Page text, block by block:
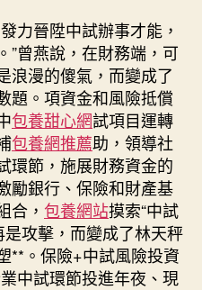
力晉陞中試辦事才能，
”曾燕說，在財務端，可
浪漫的傻氣，而變成了
題。項資金和風險抵償
包養甜心網試項目運轉
包養網推薦助，領導社
環節，施展財務資金的
勵銀行、保險和財產基
合， 包養網站摸索“中試
攻擊，而變成了林天秤
**。保險+中試風險投資
中試環節投進年夜、現